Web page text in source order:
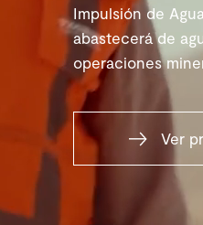
Impulsión de
abastecerá de
operaciones
Ver